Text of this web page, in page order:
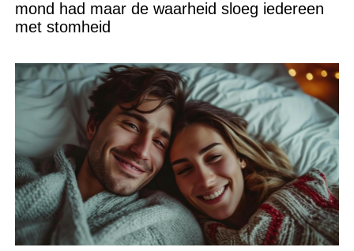
mond had maar de waarheid sloeg iedereen
met stomheid